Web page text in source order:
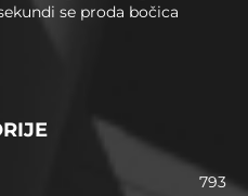
se proda bočica
793